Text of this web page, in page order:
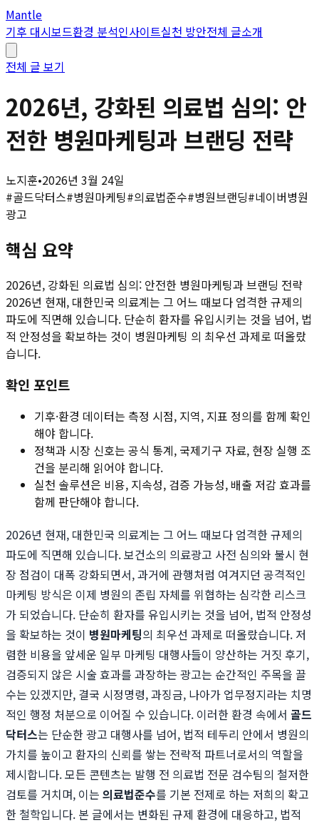
Mantle
기후 대시보드환경 분석인사이트실천 방안전체 글소개
전체 글 보기
2026년, 강화된 의료법 심의: 안
전한 병원마케팅과 브랜딩 전략
노지훈•2026년 3월 24일
#골드닥터스#병원마케팅#의료법준수#병원브랜딩#네이버병원
광고
핵심 요약
2026년, 강화된 의료법 심의: 안전한 병원마케팅과 브랜딩 전략
2026년 현재, 대한민국 의료계는 그 어느 때보다 엄격한 규제의
파도에 직면해 있습니다. 단순히 환자를 유입시키는 것을 넘어, 법
적 안정성을 확보하는 것이 병원마케팅 의 최우선 과제로 떠올랐
습니다.
확인 포인트
기후·환경 데이터는 측정 시점, 지역, 지표 정의를 함께 확인
해야 합니다.
정책과 시장 신호는 공식 통계, 국제기구 자료, 현장 실행 조
건을 분리해 읽어야 합니다.
실천 솔루션은 비용, 지속성, 검증 가능성, 배출 저감 효과를
함께 판단해야 합니다.
2026년 현재, 대한민국 의료계는 그 어느 때보다 엄격한 규제의
파도에 직면해 있습니다. 보건소의 의료광고 사전 심의와 불시 현
장 점검이 대폭 강화되면서, 과거에 관행처럼 여겨지던 공격적인
마케팅 방식은 이제 병원의 존립 자체를 위협하는 심각한 리스크
가 되었습니다. 단순히 환자를 유입시키는 것을 넘어, 법적 안정성
을 확보하는 것이 병원마케팅의 최우선 과제로 떠올랐습니다. 저
렴한 비용을 앞세운 일부 마케팅 대행사들이 양산하는 거짓 후기,
검증되지 않은 시술 효과를 과장하는 광고는 순간적인 주목을 끌
수는 있겠지만, 결국 시정명령, 과징금, 나아가 업무정지라는 치명
적인 행정 처분으로 이어질 수 있습니다. 이러한 환경 속에서 골드
닥터스는 단순한 광고 대행사를 넘어, 법적 테두리 안에서 병원의
가치를 높이고 환자의 신뢰를 쌓는 전략적 파트너로서의 역할을
제시합니다. 모든 콘텐츠는 발행 전 의료법 전문 검수팀의 철저한
검토를 거치며, 이는 의료법준수를 기본 전제로 하는 저희의 확고
한 철학입니다. 본 글에서는 변화된 규제 환경에 대응하고, 법적